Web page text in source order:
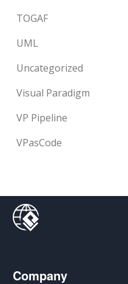
TOGAF
UML
Uncategorized
Visual Paradigm
VP Pipeline
VPasCode
Company